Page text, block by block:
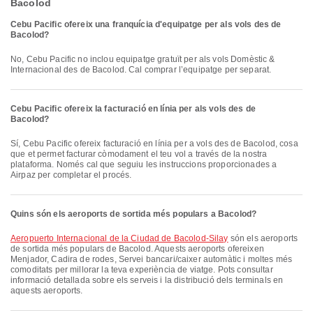
Bacolod
Cebu Pacific ofereix una franquícia d'equipatge per als vols des de
Bacolod?
No, Cebu Pacific no inclou equipatge gratuït per als vols Domèstic &
Internacional des de Bacolod. Cal comprar l’equipatge per separat.
Cebu Pacific ofereix la facturació en línia per als vols des de
Bacolod?
Sí, Cebu Pacific ofereix facturació en línia per a vols des de Bacolod, cosa
que et permet facturar còmodament el teu vol a través de la nostra
plataforma. Només cal que seguiu les instruccions proporcionades a
Airpaz per completar el procés.
Quins són els aeroports de sortida més populars a Bacolod?
Aeropuerto Internacional de la Ciudad de Bacolod-Silay són els aeroports
de sortida més populars de Bacolod. Aquests aeroports ofereixen
Menjador, Cadira de rodes, Servei bancari/caixer automàtic i moltes més
comoditats per millorar la teva experiència de viatge. Pots consultar
informació detallada sobre els serveis i la distribució dels terminals en
aquests aeroports.